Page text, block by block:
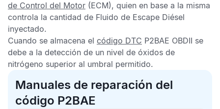
de Control del Motor (ECM), quien en base a la misma
controla la cantidad de Fluido de Escape Diésel
inyectado.
Cuando se almacena el código DTC P2BAE OBDII se
debe a la detección de un nivel de óxidos de
nitrógeno superior al umbral permitido.
Manuales de reparación del
código P2BAE